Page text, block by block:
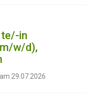
in
w/d),
29.07.2026